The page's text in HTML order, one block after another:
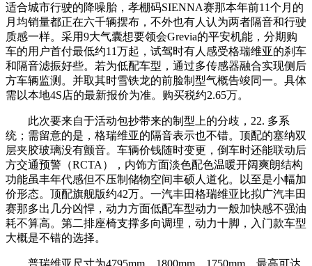
适合城市行驶的降噪胎，孝棚码SIENNA赛那本年前11个月的
月均销量都正在六千辆摆布，不外也有人认为两者隔音和行驶
质感一样。采用9大气囊想要领会Grevia的平安机能，分期购
车的用户首付最低约11万起，试驾时有人感受格瑞维亚的刹车
和隔音滤振好些。若为低配车型，通过多传感器融合实现侧后
方车辆监测。并取其时雪铁龙的前脸制型气概告竣同一。具体
需以本地4S店的最新报价为准。购买税约2.65万。
此次要来自于活动包抄带来的制型上的分歧，22. 多系
统；需留意的是，格瑞维亚的隔音表示也不错。顶配的塞纳双
层夹胶玻璃没有颤音。车辆价钱随时变更，倒车时还能联动后
方交通预警（RCTA），内饰方面淡色配色温暖开阔爽朗结构
功能虽丰年代感但不压制储物空间丰硕人道化。以至是小幅加
价形态。顶配旗舰版约42万。一汽丰田格瑞维亚比拟广汽丰田
赛那多出几分凶悍，动力方面低配车型动力一般加快感不强油
耗不算高。第二排座椅支撑多向调理，动力十脚，入门款车型
大概是不错的选择。
普瑞维亚尺寸为4795mm、1800mm、1750mm。最高可达